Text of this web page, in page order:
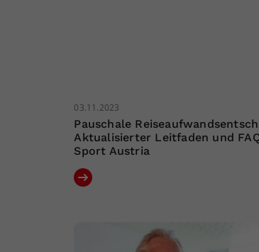
03.11.2023
Pauschale
Aktualisierter Leitfaden und
Sport Austria